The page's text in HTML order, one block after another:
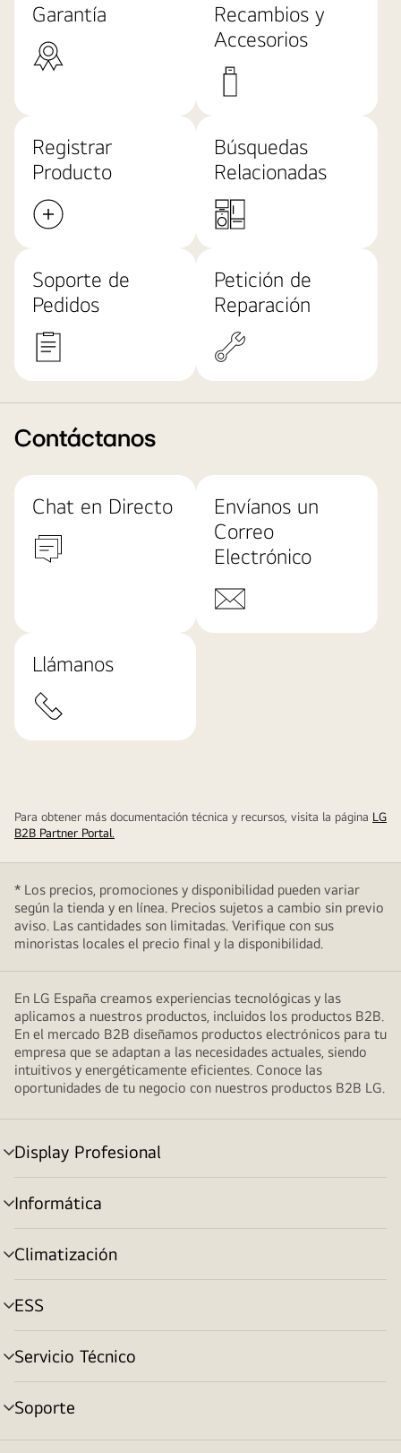
Garantía
Recambios y
Accesorios
Registrar
Producto
Búsquedas
Relacionadas
Soporte de
Pedidos
Petición de
Reparación
Contáctanos
Chat en Directo
Envíanos un
Correo
Electrónico
Llámanos
Para obtener más documentación técnica y recursos, visita la página LG
B2B Partner Portal.
* Los precios, promociones y disponibilidad pueden variar
según la tienda y en línea. Precios sujetos a cambio sin previo
aviso. Las cantidades son limitadas. Verifique con sus
minoristas locales el precio final y la disponibilidad.
En LG España creamos experiencias tecnológicas y las
aplicamos a nuestros productos, incluidos los productos B2B.
En el mercado B2B diseñamos productos electrónicos para tu
empresa que se adaptan a las necesidades actuales, siendo
intuitivos y energéticamente eficientes. Conoce las
oportunidades de tu negocio con nuestros productos B2B LG.
Display Profesional
Alternar
menú
Informática
Alternar
menú
Climatización
Alternar
menú
ESS
Alternar
menú
Servicio Técnico
Alternar
menú
Soporte
Alternar